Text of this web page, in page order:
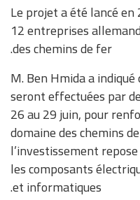
Le projet a été lancé
12 entreprises
des chemins de fer.
M. Ben Hmida a
seront effectuées par
26 au 29 juin, pour
domaine des chemins
l’investissement
les composants
et informatiques.